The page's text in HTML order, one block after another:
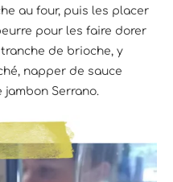
au four, puis les placer
pour les faire dorer
de brioche, y
napper de sauce
Serrano.